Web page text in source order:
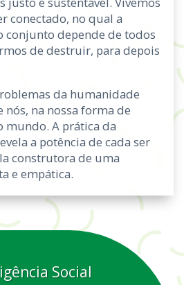
conectado, no qual a
depende de todos
de destruir, para depois
da humanidade
nós, na nossa forma de
mundo. A prática da
a potência de cada ser
construtora de uma
e empática.
Social